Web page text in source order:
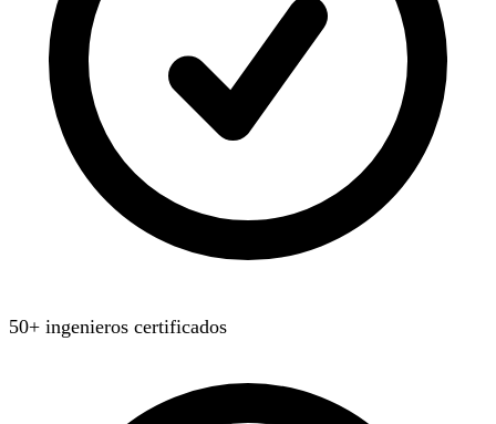
50+ ingenieros certificados